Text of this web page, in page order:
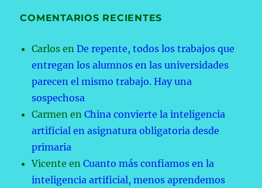
COMENTARIOS RECIENTES
Carlos enDe repente, todos los trabajos que
entregan los alumnos en las universidades
parecen el mismo trabajo. Hay una
sospechosa
Carmen enChina convierte la inteligencia
artificial en asignatura obligatoria desde
primaria
Vicente enCuanto más confiamos en la
inteligencia artificial, menos aprendemos